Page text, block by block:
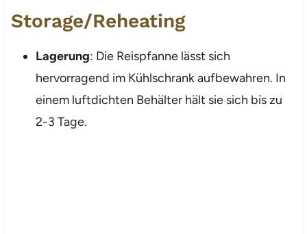
Storage/Reheating
Lagerung: Die Reispfanne lässt sich
hervorragend im Kühlschrank aufbewahren. In
einem luftdichten Behälter hält sie sich bis zu
2-3 Tage.